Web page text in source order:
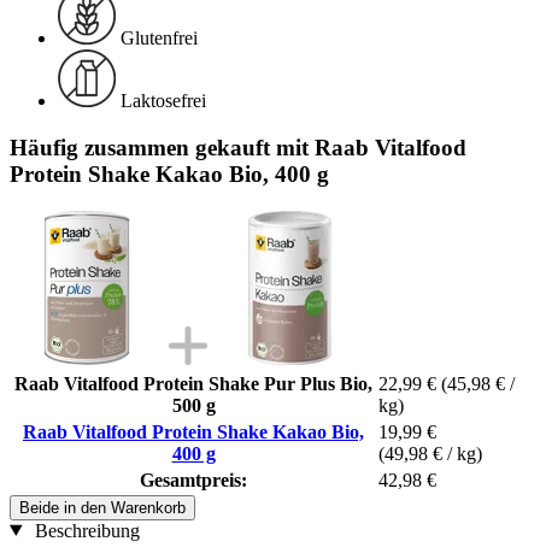
Glutenfrei
Laktosefrei
Häufig zusammen gekauft mit Raab Vitalfood
Protein Shake Kakao Bio, 400 g
Raab Vitalfood Protein Shake Pur Plus Bio,
500 g
22,99 € (45,98 € /
kg)
Raab Vitalfood Protein Shake Kakao Bio,
400 g
19,99 €
(49,98 € / kg)
Gesamtpreis:
42,98 €
Beide in den Warenkorb
Beschreibung